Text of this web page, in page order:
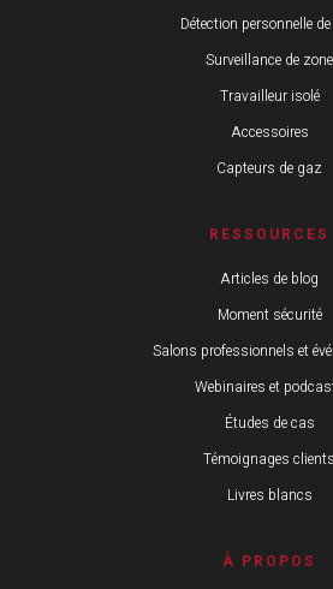
Détection personnelle
Surveillance de zone
Travailleur isolé
Accessoires
Capteurs de gaz
RESSOURCES
Articles de blog
Moment sécurité
Salons professionnels et
Webinaires et
Études de cas
Témoignages clients
Livres blancs
À PROPOS